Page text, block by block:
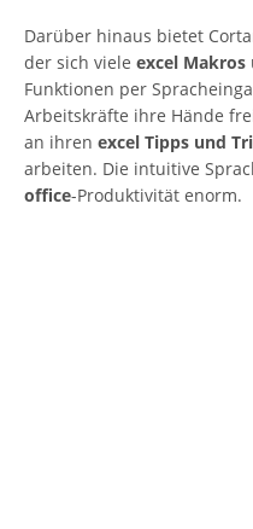
Darüber hinaus bietet
der sich viele excel Makros
Funktionen per
Arbeitskräfte ihre Hände
an ihren excel Tipps und
arbeiten. Die intuitive
office-Produktivität enorm.